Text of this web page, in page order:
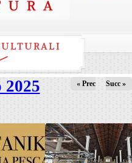
2025 « Prec Succ »